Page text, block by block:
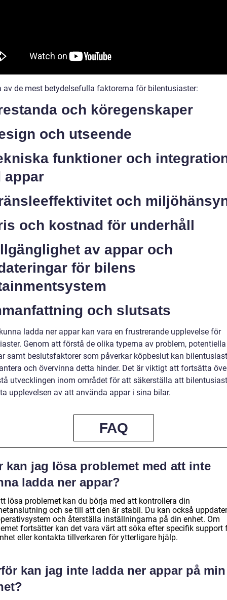
av de mest betydelsefulla faktorerna för bilentusiaster:
och köregenskaper
och utseende
funktioner och
appar
och
och kostnad för underhåll
av appar och
för bilens
och slutsats
ladda ner appar kan vara en frustrerande upplevelse för
Genom att förstå de olika typerna av problem, potentiella
samt beslutsfaktorer som påverkar köpbeslut kan
och övervinna detta hinder. Det är viktigt att fortsätta
utvecklingen inom området för att säkerställa att
upplevelsen av att använda appar i sina bilar.
FAQ
kan jag lösa problemet med att inte
ladda ner appar?
lösa problemet kan du börja med att kontrollera din
och se till att den är stabil. Du kan också
och återställa inställningarna på din enhet. Om
fortsätter kan det vara värt att söka efter specifik support
eller kontakta tillverkaren för ytterligare hjälp.
kan jag inte ladda ner appar på min